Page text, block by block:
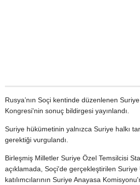
Rusya’nın Soçi kentinde düzenlenen
Kongresi'nin sonuç bildirgesi yayınlandı.
Suriye hükümetinin yalnızca Suriye halkı
gerektiği vurgulandı.
Birleşmiş Milletler Suriye Özel Temsilcisi
açıklamada, Soçi'de gerçekleştirilen
katılımcılarının Suriye Anayasa